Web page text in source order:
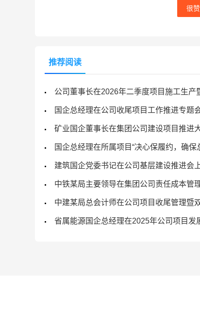
很
推荐阅读
公司董事长在2026年二季度项目施工生产
国企总经理在公司收尾项目工作推进专题
矿业国企董事长在集团公司建设项目推进
国企总经理在所属项目“决心保履约，确
建筑国企党委书记在公司基层建设推进会
中铁某局主要领导在集团公司责任成本管
中建某局总会计师在公司项目收尾管理暨
省属能源国企总经理在2025年公司项目发